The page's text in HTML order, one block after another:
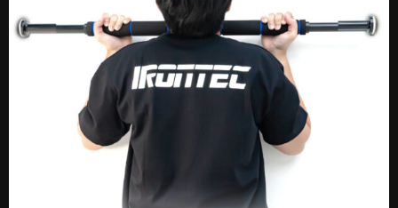
ติดต่อ แชทกับ เจ้าหน้าที่
วิธีการเลือกซื้อดัมเบล